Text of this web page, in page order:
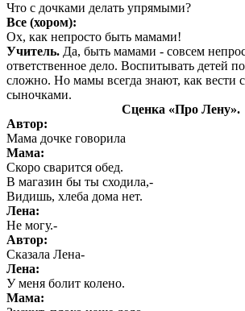
Что с дочками делать упрямыми?
Все (хором):
Ох, как непросто быть мамами!
Учитель. Да, быть мамами - совсем
ответственное дело. Воспитывать детей
сложно. Но мамы всегда знают, как вести
сыночками.
Сценка «Про Лену».
Автор:
Мама дочке говорила
Мама:
Скоро сварится обед.
В магазин бы ты сходила,-
Видишь, хлеба дома нет.
Лена:
Не могу.-
Автор:
Сказала Лена-
Лена:
У меня болит колено.
Мама: